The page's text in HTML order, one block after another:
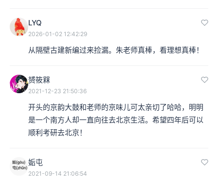
LYQ
2026-01-02 12:42:29
从隔壁古建新编过来捡漏。朱老师真棒，看理想真棒！
赟筱槑
2021-12-23 21:50:36
开头的京韵大鼓和老师的京味儿可太亲切了哈哈，明明
是一个南方人却一直向往去北京生活。希望四年后可以
顺利考研去北京！
姤屯
2021-09-14 21:06:54